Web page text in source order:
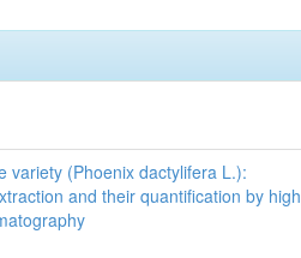
variety (Phoenix dactylifera L.):
and their quantification by high